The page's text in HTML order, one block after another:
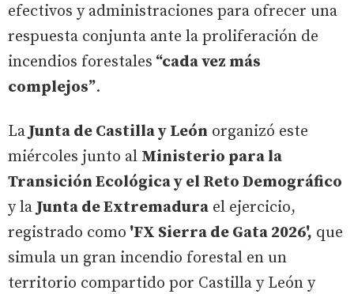
efectivos y administraciones para ofrecer una
respuesta conjunta ante la proliferación de
incendios forestales “cada vez más
complejos”.
LaJunta de Castilla y León organizó este
miércoles junto al Ministerio para la
Transición Ecológica y el Reto Demográfico
y laJunta de Extremadura el ejercicio,
registrado como 'FX Sierra de Gata 2026', que
simula un gran incendio forestal en un
territorio compartido por Castilla y León y